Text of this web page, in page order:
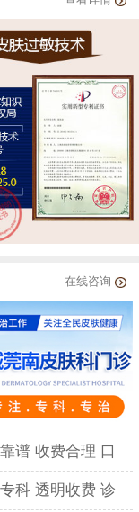
在线咨询
谱 收费合理 口
科 透明收费 诊